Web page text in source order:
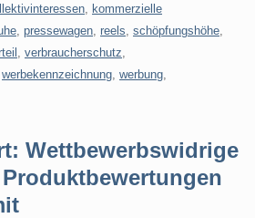
kommerzielle
pressewagen reels schöpfungshöhe
verbraucherschutz
werbekennzeichnung werbung
Wettbewerbswidrige